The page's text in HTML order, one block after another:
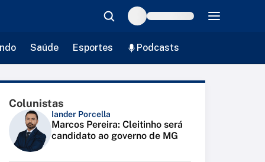
Saúde Esportes Podcasts
Colunistas
Iander Porcella
Marcos Pereira: Cleitinho será
candidato ao governo de MG